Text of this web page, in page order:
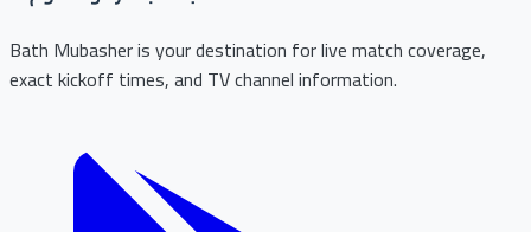
Bath Mubasher is your destination for live match coverage,
exact kickoff times, and TV channel information.